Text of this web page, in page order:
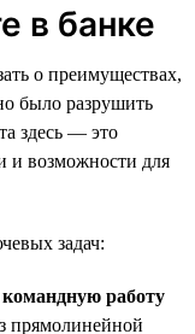
в банке
о преимуществах,
было разрушить
здесь — это
и возможности для
задач:
работу
прямолинейной